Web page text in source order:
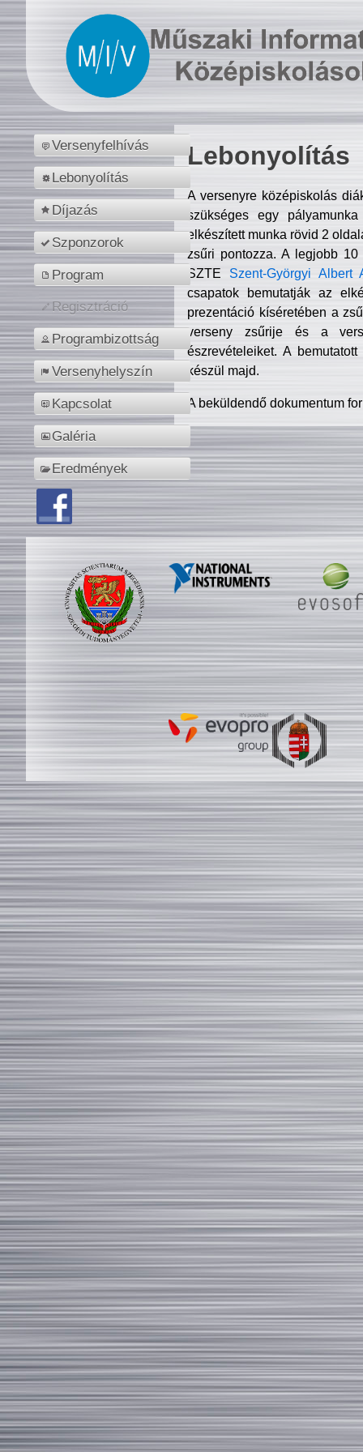
Versenyfelhívás
Lebonyolítás
Díjazás
Szponzorok
Program
Regisztráció
Programbizottság
Versenyhelyszín
Kapcsolat
Galéria
Eredmények
Lebonyolítás
A versenyre középiskolás
szükséges egy
elkészített munka rövid 2
zsűri pontozza. A legjobb
SZTE Szent-Györgyi Albert
csapatok bemutatják az
prezentáció kíséretében a
verseny zsűrije és a
észrevételeiket. A
készül majd.
A beküldendő dokumentum